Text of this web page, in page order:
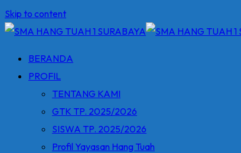
Skip to content
BERANDA
PROFIL
TENTANG KAMI
GTK TP. 2025/2026
SISWA TP. 2025/2026
Profil Yayasan Hang Tuah